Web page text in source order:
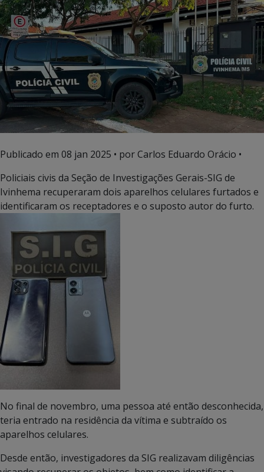
Publicado em 08 jan 2025 • por Carlos Eduardo Orácio •
Policiais civis da Seção de Investigações Gerais-SIG de
Ivinhema recuperaram dois aparelhos celulares furtados e
identificaram os receptadores e o suposto autor do furto.
No final de novembro, uma pessoa até então desconhecida,
teria entrado na residência da vítima e subtraído os
aparelhos celulares.
Desde então, investigadores da SIG realizavam diligências